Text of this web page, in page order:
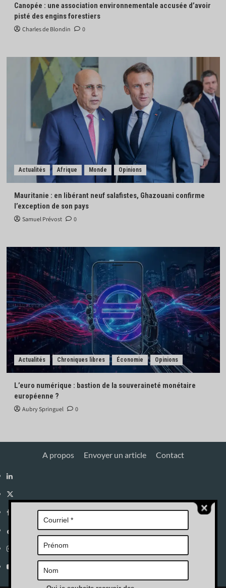
Canopée : une association environnementale accusée d’avoir
pisté des engins forestiers
Charles de Blondin 0
Actualités Afrique Monde Opinions
Mauritanie : en libérant neuf salafistes, Ghazouani confirme
l’exception de son pays
Samuel Prévost 0
Actualités Chroniques libres Économie Opinions
L’euro numérique : bastion de la souveraineté monétaire
européenne ?
Aubry Springuel 0
A propos Envoyer un article Contact
Linkedin
X
Facebook
Tik
Tok
Instagram
YouTube